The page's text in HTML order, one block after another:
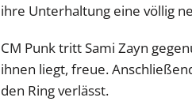
ihre Unterhaltung eine völlig
CM Punk tritt Sami Zayn
ihnen liegt, freue.
den Ring verlässt.